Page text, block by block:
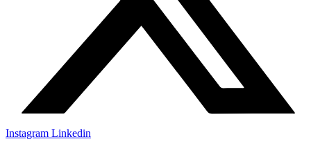
Instagram Linkedin